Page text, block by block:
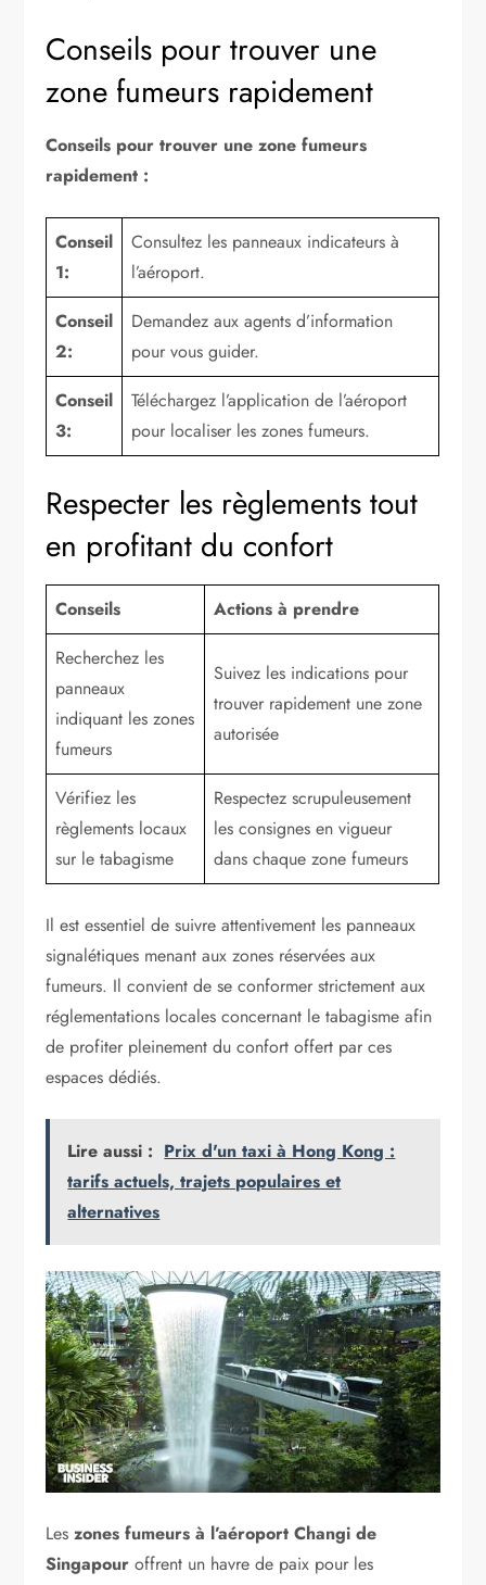
Conseils pour trouver une
zone fumeurs rapidement
Conseils pour trouver une zone fumeurs
rapidement :
Conseil
1:
Consultez les panneaux indicateurs à
l’aéroport.
Conseil
2:
Demandez aux agents d’information
pour vous guider.
Conseil
3:
Téléchargez l’application de l’aéroport
pour localiser les zones fumeurs.
Respecter les règlements tout
en profitant du confort
Conseils
Actions à prendre
Recherchez les
panneaux
indiquant les zones
fumeurs
Suivez les indications pour
trouver rapidement une zone
autorisée
Vérifiez les
règlements locaux
sur le tabagisme
Respectez scrupuleusement
les consignes en vigueur
dans chaque zone fumeurs
Il est essentiel de suivre attentivement les panneaux
signalétiques menant aux zones réservées aux
fumeurs. Il convient de se conformer strictement aux
réglementations locales concernant le tabagisme afin
de profiter pleinement du confort offert par ces
espaces dédiés.
Lire aussi : Prix d'un taxi à Hong Kong :
tarifs actuels, trajets populaires et
alternatives
Les zones fumeurs à l’aéroport Changi de
Singapour offrent un havre de paix pour les